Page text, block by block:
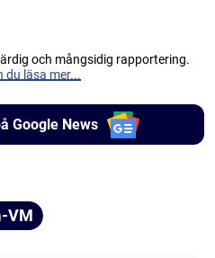
och mångsidig rapportering.
du läsa mer...
Google News
VM